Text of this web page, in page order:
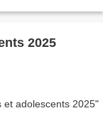
2025